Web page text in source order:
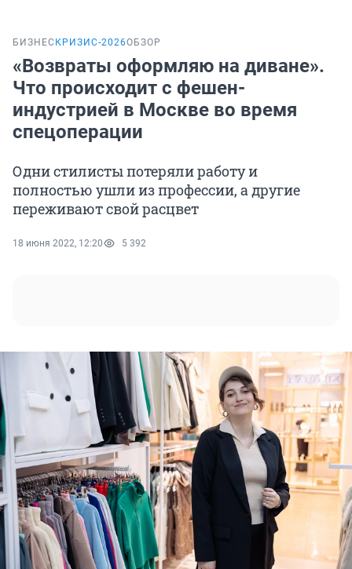
БИЗНЕС КРИЗИС-2026ОБЗОР
«Возвраты оформляю на диване».
Что происходит с фешен-
индустрией в Москве во время
спецоперации
Одни стилисты потеряли работу и
полностью ушли из профессии, а другие
переживают свой расцвет
18 июня 2022, 12:20 5 392